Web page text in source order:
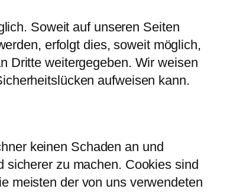
Soweit auf unseren Seiten
erfolgt dies, soweit möglich,
Dritte weitergegeben. Wir weisen
aufweisen kann.
keinen Schaden an und
sicherer zu machen. Cookies sind
meisten der von uns verwendeten